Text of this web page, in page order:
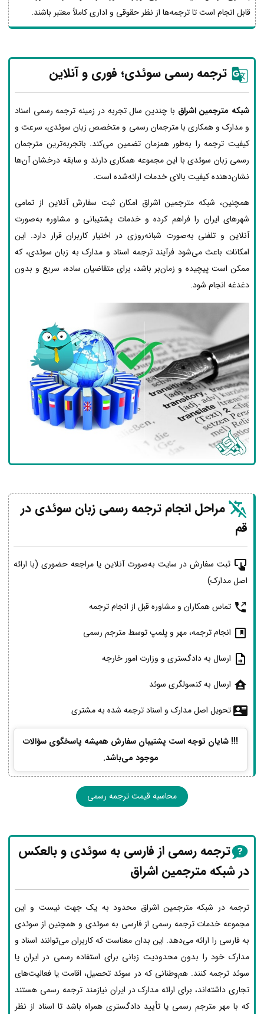
قابل انجام است تا ترجمه‌ها از نظر حقوقی و اداری کاملاً معتبر باشند.
ترجمه رسمی سوئدی؛ فوری و آنلاین
شبکه مترجمین اشراق با چندین سال تجربه در زمینه ترجمه رسمی اسناد
و مدارک و همکاری با مترجمان رسمی و متخصص زبان سوئدی، سرعت و
کیفیت ترجمه را به‌طور همزمان تضمین می‌کند. باتجربه‌ترین مترجمان
رسمی زبان سوئدی با این مجموعه همکاری دارند و سابقه درخشان آن‌ها
نشان‌دهنده کیفیت بالای خدمات ارائه‌شده است.
همچنین، شبکه مترجمین اشراق امکان ثبت سفارش آنلاین از تمامی
شهرهای ایران را فراهم کرده و خدمات پشتیبانی و مشاوره به‌صورت
آنلاین و تلفنی به‌صورت شبانه‌روزی در اختیار کاربران قرار دارد. این
امکانات باعث می‌شود فرآیند ترجمه اسناد و مدارک به زبان سوئدی، که
ممکن است پیچیده و زمان‌بر باشد، برای متقاضیان ساده، سریع و بدون
دغدغه انجام شود.
مراحل انجام ترجمه رسمی زبان سوئدی در
قم
ثبت سفارش در سایت به‌صورت آنلاین یا مراجعه حضوری (با ارائه
اصل مدارک)
تماس همکاران و مشاوره قبل از انجام ترجمه
انجام ترجمه، مهر و پلمپ توسط مترجم رسمی
ارسال به دادگستری و وزارت امور خارجه
ارسال به کنسولگری سوئد
تحویل اصل مدارک و اسناد ترجمه شده به مشتری
!!! شایان توجه است پشتیبان سفارش همیشه پاسخگوی سؤالات
موجود می‌باشد.
محاسبه قیمت ترجمه رسمی
ترجمه رسمی از فارسی به سوئدی و بالعکس
در شبکه مترجمین اشراق
ترجمه در شبکه مترجمین اشراق محدود به یک جهت نیست و این
مجموعه خدمات ترجمه رسمی از فارسی به سوئدی و همچنین از سوئدی
به فارسی را ارائه می‌دهد. این بدان معناست که کاربران می‌توانند اسناد و
مدارک خود را بدون محدودیت زبانی برای استفاده رسمی در ایران یا
سوئد ترجمه کنند. هم‌وطنانی که در سوئد تحصیل، اقامت یا فعالیت‌های
تجاری داشته‌اند، برای ارائه مدارک در ایران نیازمند ترجمه رسمی هستند
که با مهر مترجم رسمی یا تأیید دادگستری همراه باشد تا اسناد از نظر